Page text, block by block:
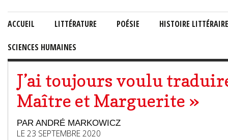
ACCUEIL LITTÉRATURE POÉSIE HISTOIRE LITTÉRAIRE
SCIENCES HUMAINES
J’ai toujours voulu
Maître et Marguerite »
PAR ANDRÉ MARKOWICZ
LE 23 SEPTEMBRE 2020